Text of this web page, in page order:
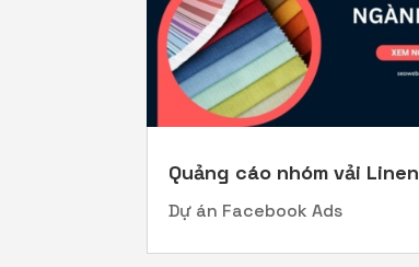
Quảng cáo nhóm vải Linen
Dự án Facebook Ads